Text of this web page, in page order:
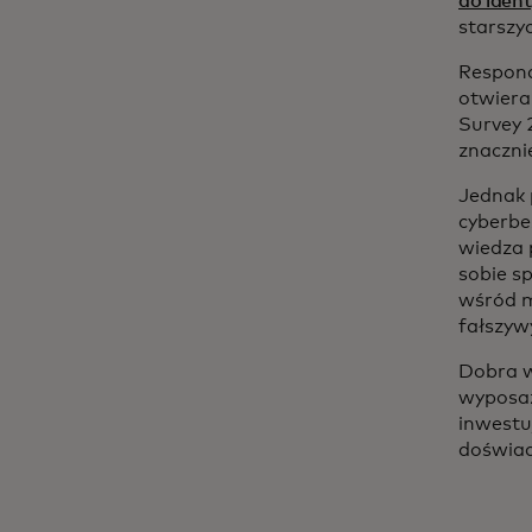
Survey
Jednak
wiedza
sobie
wśród
Dobra